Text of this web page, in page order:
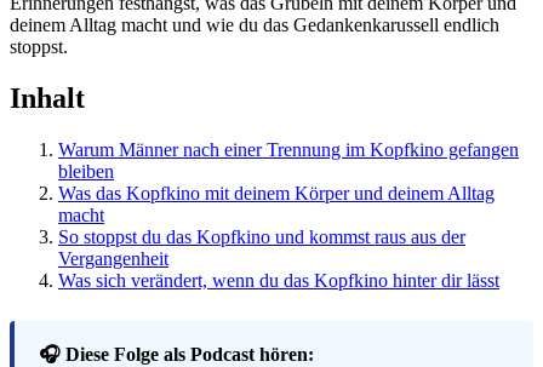
deinem Alltag macht und wie du das Gedankenkarussell endlich
stoppst.
Inhalt
Warum Männer nach einer Trennung im Kopfkino gefangen
bleiben
Was das Kopfkino mit deinem Körper und deinem Alltag
macht
So stoppst du das Kopfkino und kommst raus aus der
Vergangenheit
Was sich verändert, wenn du das Kopfkino hinter dir lässt
🎧 Diese Folge als Podcast hören: